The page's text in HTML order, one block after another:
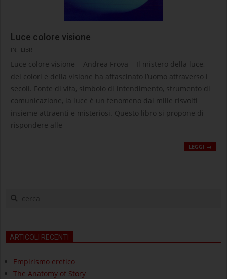
Luce colore visione
2025-
05-
29
IN: LIBRI
Luce colore visione Andrea Frova Il mistero della luce,
dei colori e della visione ha affascinato l’uomo attraverso i
secoli. Fonte di vita, simbolo di intendimento, strumento di
comunicazione, la luce è un fenomeno dai mille risvolti
insieme attraenti e misteriosi. Questo libro si propone di
rispondere alle
LEGGI →
cerca
ARTICOLI RECENTI
Empirismo eretico
The Anatomy of Story